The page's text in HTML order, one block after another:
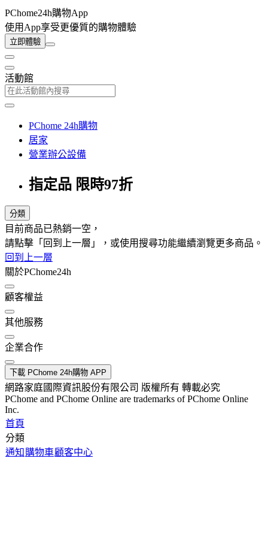
PChome24h購物App
使用App享受更優質的購物體驗
立即體驗
活動館
PChome 24h購物
居家
營業辦公設備
指定品 限時97折
分類
目前商品已熱銷一空，
請點擊「回到上一層」，或使用搜尋功能繼續瀏覽更多商品。
回到上一層
關於PChome24h
顧客權益
其他服務
企業合作
下載 PChome 24h購物 APP
網路家庭國際資訊股份有限公司 版權所有 轉載必究
PChome and PChome Online are trademarks of PChome Online
Inc.
首頁
分類
通知 購物車顧客中心